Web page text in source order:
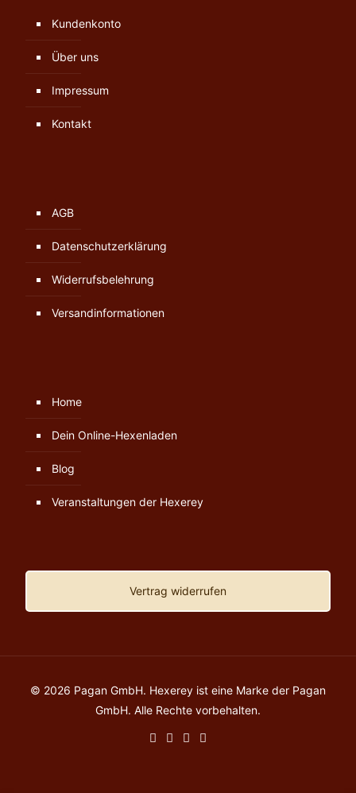
Kundenkonto
Über uns
Impressum
Kontakt
AGB
Datenschutzerklärung
Widerrufsbelehrung
Versandinformationen
Home
Dein Online-Hexenladen
Blog
Veranstaltungen der Hexerey
Vertrag widerrufen
© 2026 Pagan GmbH. Hexerey ist eine Marke der Pagan
GmbH. Alle Rechte vorbehalten.